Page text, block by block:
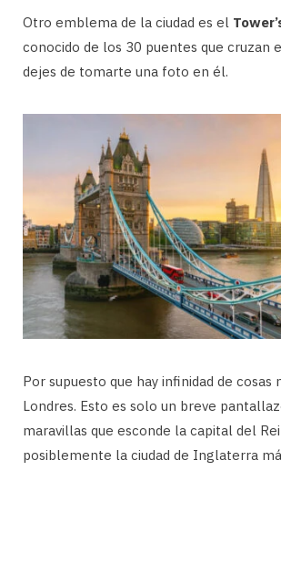
Otro emblema de la ciudad es el
conocido de los 30 puentes que cruzan
dejes de tomarte una foto en él.
Por supuesto que hay infinidad de cosas
Londres. Esto es solo un breve
maravillas que esconde la capital del
posiblemente la ciudad de Inglaterra